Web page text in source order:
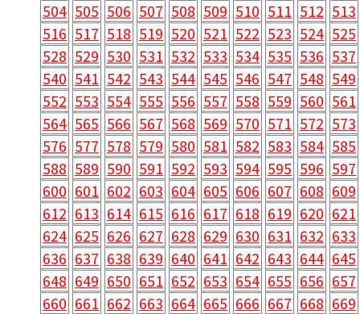
504 505 506 507 508 509 510 511 512 513
516 517 518 519 520 521 522 523 524 525
528 529 530 531 532 533 534 535 536 537
540 541 542 543 544 545 546 547 548 549
552 553 554 555 556 557 558 559 560 561
564 565 566 567 568 569 570 571 572 573
576 577 578 579 580 581 582 583 584 585
588 589 590 591 592 593 594 595 596 597
600 601 602 603 604 605 606 607 608 609
612 613 614 615 616 617 618 619 620 621
624 625 626 627 628 629 630 631 632 633
636 637 638 639 640 641 642 643 644 645
648 649 650 651 652 653 654 655 656 657
660 661 662 663 664 665 666 667 668 669